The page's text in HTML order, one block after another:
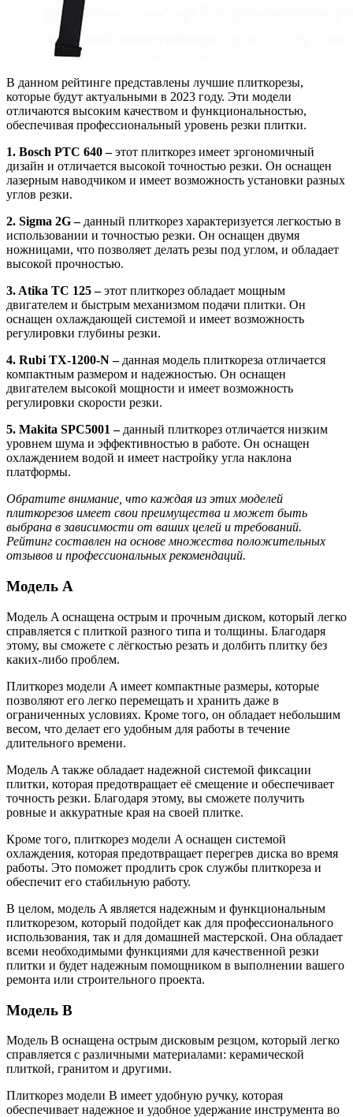
В данном рейтинге представлены лучшие плиткорезы,
которые будут актуальными в 2023 году. Эти модели
отличаются высоким качеством и функциональностью,
обеспечивая профессиональный уровень резки плитки.
1. Bosch PTC 640 –этот плиткорез имеет эргономичный
дизайн и отличается высокой точностью резки. Он оснащен
лазерным наводчиком и имеет возможность установки разных
углов резки.
2. Sigma 2G –данный плиткорез характеризуется легкостью в
использовании и точностью резки. Он оснащен двумя
ножницами, что позволяет делать резы под углом, и обладает
высокой прочностью.
3. Atika TC 125 –этот плиткорез обладает мощным
двигателем и быстрым механизмом подачи плитки. Он
оснащен охлаждающей системой и имеет возможность
регулировки глубины резки.
4. Rubi TX-1200-N –данная модель плиткореза отличается
компактным размером и надежностью. Он оснащен
двигателем высокой мощности и имеет возможность
регулировки скорости резки.
5. Makita SPC5001 –данный плиткорез отличается низким
уровнем шума и эффективностью в работе. Он оснащен
охлаждением водой и имеет настройку угла наклона
платформы.
Обратите внимание, что каждая из этих моделей
плиткорезов имеет свои преимущества и может быть
выбрана в зависимости от ваших целей и требований.
Рейтинг составлен на основе множества положительных
отзывов и профессиональных рекомендаций.
Модель A
Модель A оснащена острым и прочным диском, который легко
справляется с плиткой разного типа и толщины. Благодаря
этому, вы сможете с лёгкостью резать и долбить плитку без
каких-либо проблем.
Плиткорез модели A имеет компактные размеры, которые
позволяют его легко перемещать и хранить даже в
ограниченных условиях. Кроме того, он обладает небольшим
весом, что делает его удобным для работы в течение
длительного времени.
Модель A также обладает надежной системой фиксации
плитки, которая предотвращает её смещение и обеспечивает
точность резки. Благодаря этому, вы сможете получить
ровные и аккуратные края на своей плитке.
Кроме того, плиткорез модели A оснащен системой
охлаждения, которая предотвращает перегрев диска во время
работы. Это поможет продлить срок службы плиткореза и
обеспечит его стабильную работу.
В целом, модель A является надежным и функциональным
плиткорезом, который подойдет как для профессионального
использования, так и для домашней мастерской. Она обладает
всеми необходимыми функциями для качественной резки
плитки и будет надежным помощником в выполнении вашего
ремонта или строительного проекта.
Модель B
Модель B оснащена острым дисковым резцом, который легко
справляется с различными материалами: керамической
плиткой, гранитом и другими.
Плиткорез модели B имеет удобную ручку, которая
обеспечивает надежное и удобное удержание инструмента во